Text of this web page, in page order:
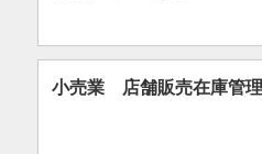
小売業 店舗販売在庫管